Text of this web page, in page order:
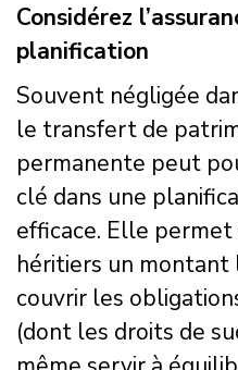
Considérez
planification
Souvent négligée
le transfert de
permanente peut
clé dans une
efficace. Elle permet
héritiers un montant
couvrir les
(dont les droits de